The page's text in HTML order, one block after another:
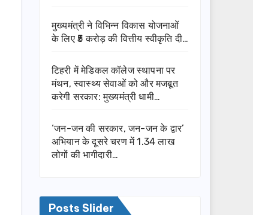
मुख्यमंत्री ने विभिन्न विकास योजनाओं
के लिए ₹5 करोड़ की वित्तीय स्वीकृति दी…
टिहरी में मेडिकल कॉलेज स्थापना पर
मंथन, स्वास्थ्य सेवाओं को और मजबूत
करेगी सरकार: मुख्यमंत्री धामी…
‘जन-जन की सरकार, जन-जन के द्वार’
अभियान के दूसरे चरण में 1.34 लाख
लोगों की भागीदारी…
Posts Slider